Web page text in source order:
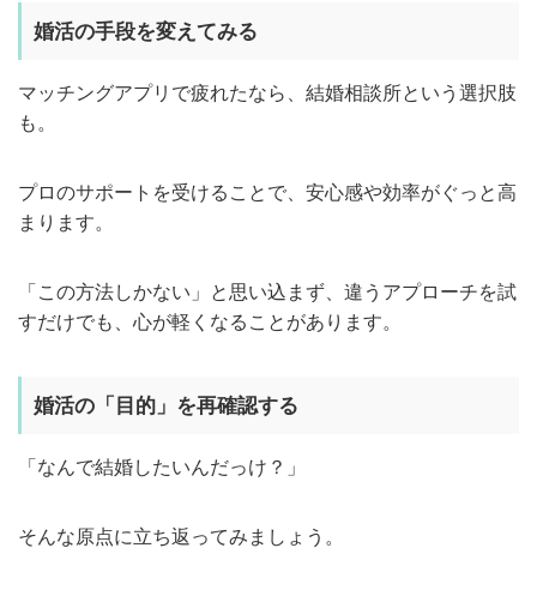
婚活の手段を変えてみる
マッチングアプリで疲れたなら、結婚相談所という選択肢
も。
プロのサポートを受けることで、安心感や効率がぐっと高
まります。
「この方法しかない」と思い込まず、違うアプローチを試
すだけでも、心が軽くなることがあります。
婚活の「目的」を再確認する
「なんで結婚したいんだっけ？」
そんな原点に立ち返ってみましょう。